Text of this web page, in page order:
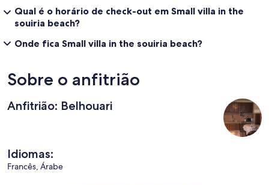
Qual é o horário de check-out em Small villa in the
souiria beach?
Onde fica Small villa in the souiria beach?
Sobre o anfitrião
Anfitrião: Belhouari
Idiomas:
Francês, Árabe